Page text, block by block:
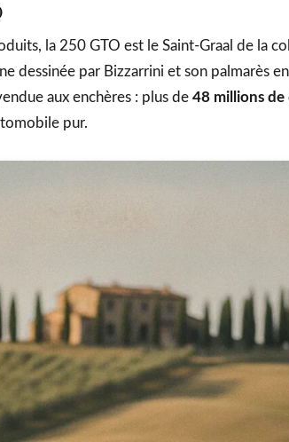
la 250 GTO est le Saint-Graal de la
dessinée par Bizzarrini et son palmarès
aux enchères : plus de 48 millions de
pur.